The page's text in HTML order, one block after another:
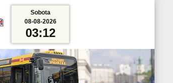
Sobota
08-08-2026
03:12